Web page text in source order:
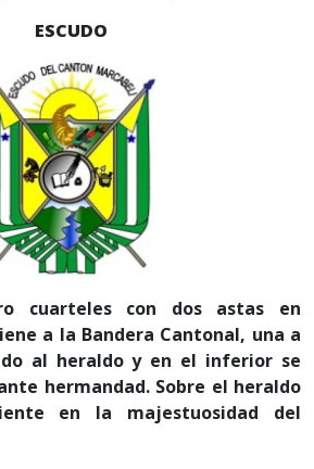
ESCUDO
cuarteles con dos astas en
a la Bandera Cantonal, una a
al heraldo y en el inferior se
hermandad. Sobre el heraldo
en la majestuosidad del